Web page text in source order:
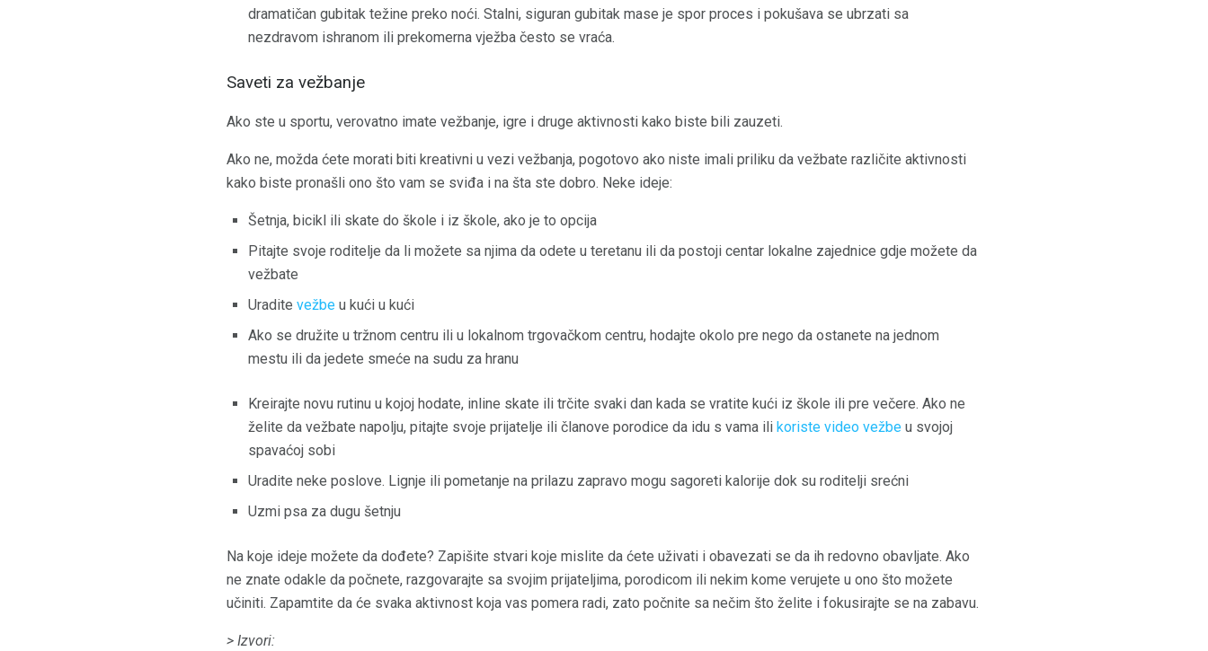
dramatičan gubitak težine preko noći. Stalni, siguran gubitak mase je spor proces i pokušava se ubrzati sa
nezdravom ishranom ili prekomerna vježba često se vraća.
Saveti za vežbanje
Ako ste u sportu, verovatno imate vežbanje, igre i druge aktivnosti kako biste bili zauzeti.
Ako ne, možda ćete morati biti kreativni u vezi vežbanja, pogotovo ako niste imali priliku da vežbate različite aktivnosti
kako biste pronašli ono što vam se sviđa i na šta ste dobro. Neke ideje:
Šetnja, bicikl ili skate do škole i iz škole, ako je to opcija
Pitajte svoje roditelje da li možete sa njima da odete u teretanu ili da postoji centar lokalne zajednice gdje možete da
vežbate
Uradite vežbe u kući u kući
Ako se družite u tržnom centru ili u lokalnom trgovačkom centru, hodajte okolo pre nego da ostanete na jednom
mestu ili da jedete smeće na sudu za hranu
Kreirajte novu rutinu u kojoj hodate, inline skate ili trčite svaki dan kada se vratite kući iz škole ili pre večere. Ako ne
želite da vežbate napolju, pitajte svoje prijatelje ili članove porodice da idu s vama ili koriste video vežbe u svojoj
spavaćoj sobi
Uradite neke poslove. Lignje ili pometanje na prilazu zapravo mogu sagoreti kalorije dok su roditelji srećni
Uzmi psa za dugu šetnju
Na koje ideje možete da dođete? Zapišite stvari koje mislite da ćete uživati ​​i obavezati se da ih redovno obavljate. Ako
ne znate odakle da počnete, razgovarajte sa svojim prijateljima, porodicom ili nekim kome verujete u ono što možete
učiniti. Zapamtite da će svaka aktivnost koja vas pomera radi, zato počnite sa nečim što želite i fokusirajte se na zabavu.
> Izvori: